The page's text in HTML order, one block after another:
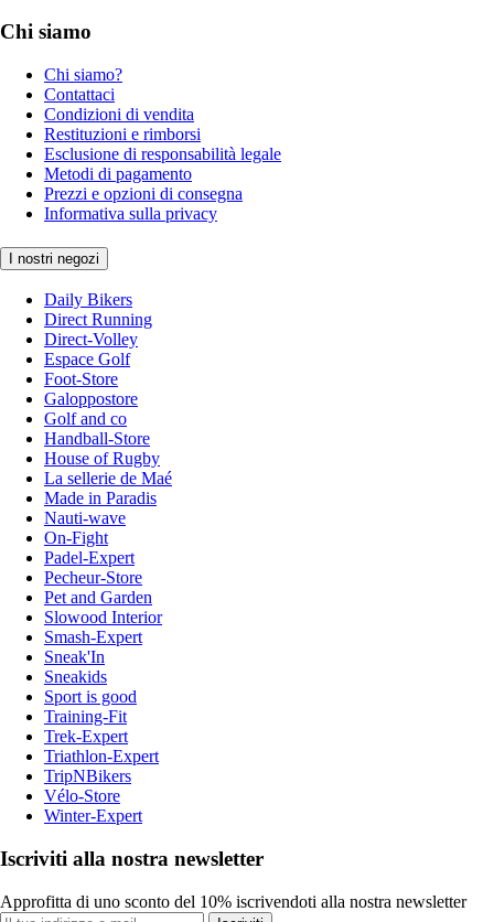
Chi siamo
Chi siamo?
Contattaci
Condizioni di vendita
Restituzioni e rimborsi
Esclusione di responsabilità legale
Metodi di pagamento
Prezzi e opzioni di consegna
Informativa sulla privacy
I nostri negozi
Daily Bikers
Direct Running
Direct-Volley
Espace Golf
Foot-Store
Galoppostore
Golf and co
Handball-Store
House of Rugby
La sellerie de Maé
Made in Paradis
Nauti-wave
On-Fight
Padel-Expert
Pecheur-Store
Pet and Garden
Slowood Interior
Smash-Expert
Sneak'In
Sneakids
Sport is good
Training-Fit
Trek-Expert
Triathlon-Expert
TripNBikers
Vélo-Store
Winter-Expert
Iscriviti alla nostra newsletter
Approfitta di uno sconto del 10% iscrivendoti alla nostra newsletter